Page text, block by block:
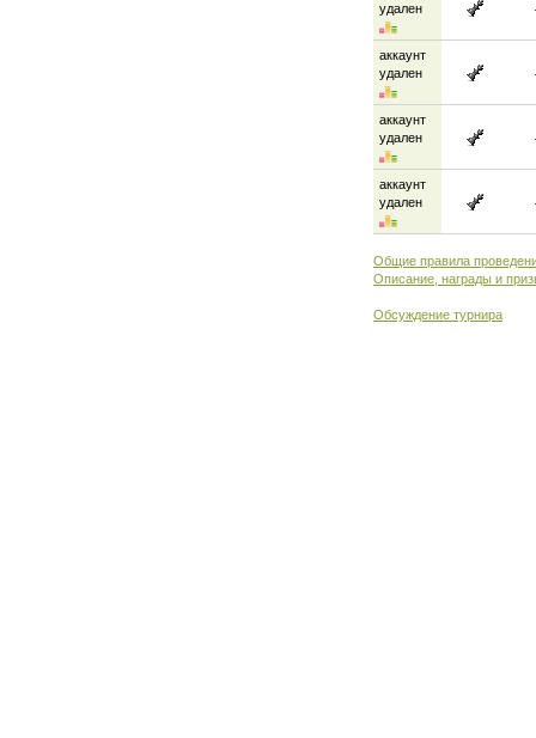
удален
аккаунт
удален
аккаунт
удален
аккаунт
удален
Общие правила
Описание, награды и
Обсуждение турнира